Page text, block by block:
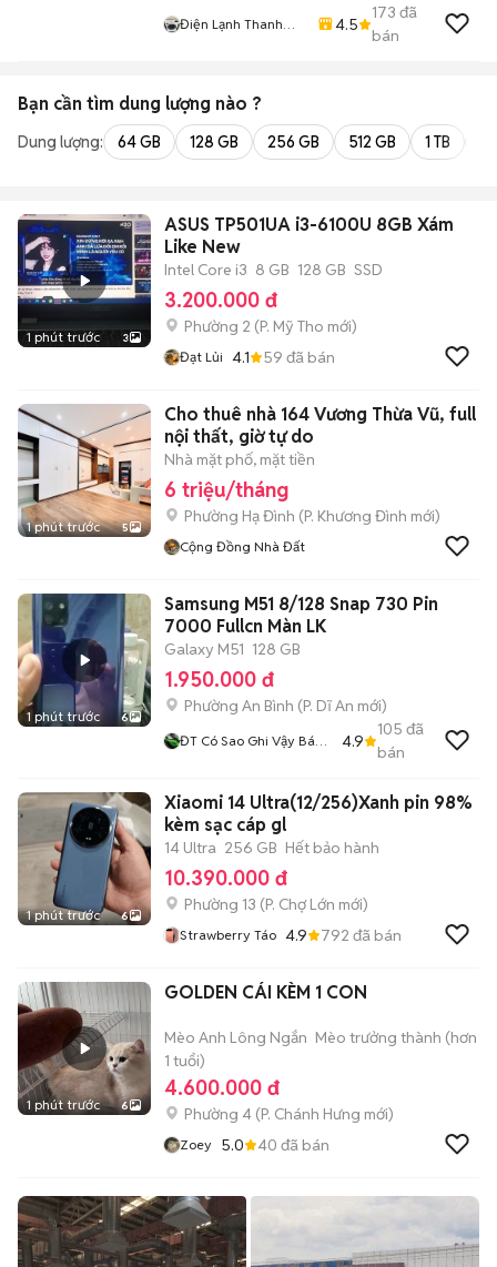
Điện Lạnh Thanh
4.5
173 đã
bán
Bạn cần tìm dung lượng nào ?
Dung lượng: 64 GB 128 GB 256 GB 512 GB 1 TB
1 phút trước 3
ASUS TP501UA i3-6100U 8GB Xám
Like New
Intel Core i3 8 GB 128 GB SSD
3.200.000 đ
Phường 2 (P. Mỹ Tho mới)
Đạt Lủi 4.1 59 đã bán
1 phút trước 5
Cho thuê nhà 164 Vương Thừa Vũ, full
nội thất, giờ tự do
Nhà mặt phố, mặt tiền
6 triệu/tháng
Phường Hạ Đình (P. Khương Đình mới)
Cộng Đồng Nhà Đất
1 phút trước 6
Samsung M51 8/128 Snap 730 Pin
7000 Fullcn Màn LK
Galaxy M51 128 GB
1.950.000 đ
Phường An Bình (P. Dĩ An mới)
ĐT Có Sao Ghi Vậy Bán
4.9
105 đã
bán
1 phút trước 6
Xiaomi 14 Ultra(12/256)Xanh pin 98%
kèm sạc cáp gl
14 Ultra 256 GB Hết bảo hành
10.390.000 đ
Phường 13 (P. Chợ Lớn mới)
Strawberry Táo 4.9 792 đã bán
1 phút trước 6
GOLDEN CÁI KÈM 1 CON
Mèo Anh Lông Ngắn Mèo trưởng thành (hơn
1 tuổi)
4.600.000 đ
Phường 4 (P. Chánh Hưng mới)
Zoey 5.0 40 đã bán